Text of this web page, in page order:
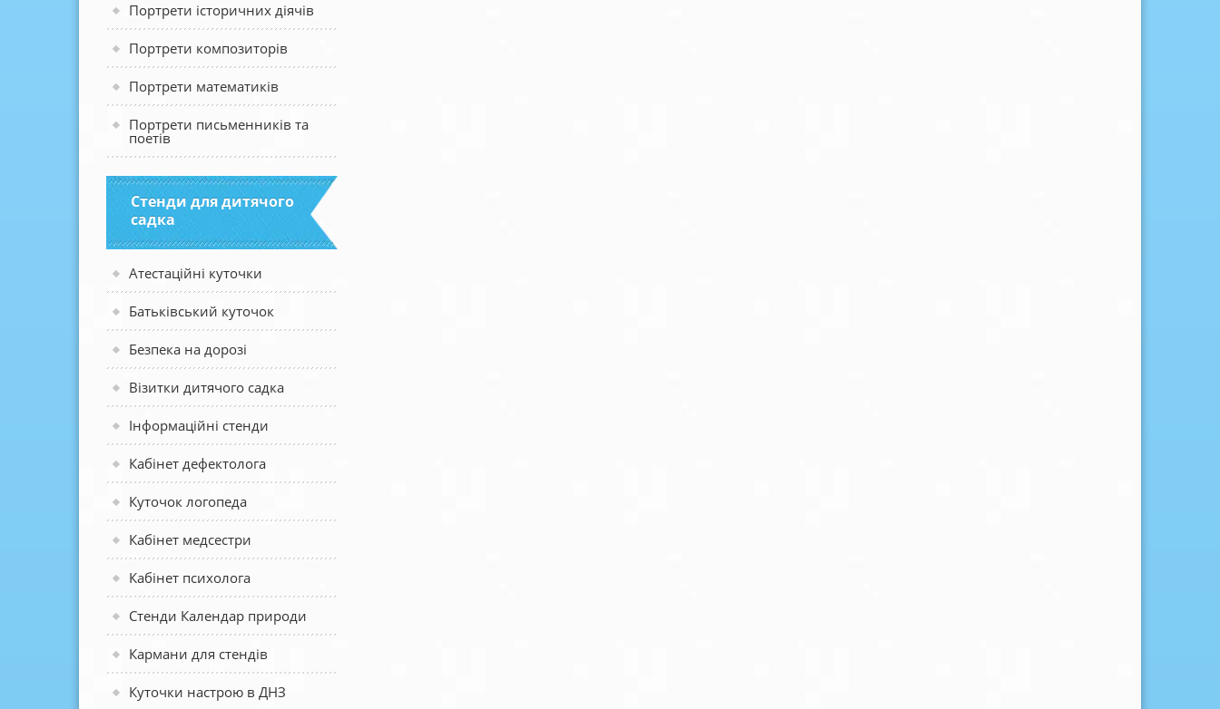
Портрети історичних діячів
Портрети композиторів
Портрети математиків
Портрети письменників та
поетів
Стенди для дитячого
садка
Атестаційні куточки
Батьківський куточок
Безпека на дорозі
Візитки дитячого садка
Інформаційні стенди
Кабінет дефектолога
Куточок логопеда
Кабінет медсестри
Кабінет психолога
Стенди Календар природи
Кармани для стендів
Куточки настрою в ДНЗ